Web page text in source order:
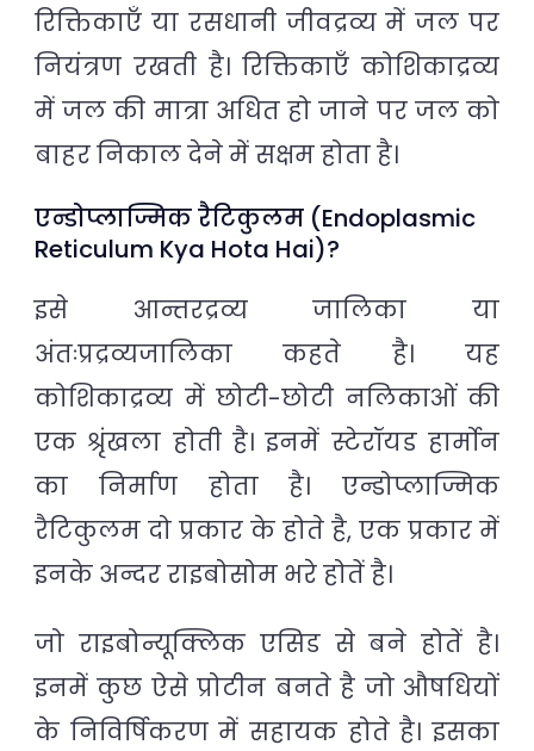
रिक्तिकाएँ या रसधानी जीवद्रव्य में जल पर
नियंत्रण रखती है। रिक्तिकाएँ कोशिकाद्रव्य
में जल की मात्रा अधित हो जाने पर जल को
बाहर निकाल देने में सक्षम होता है।
एन्डोप्लाज्मिक रैटिकुलम (Endoplasmic
Reticulum Kya Hota Hai)?
इसे आन्तरद्रव्य जालिका या
अंतःप्रद्रव्यजालिका कहते है। यह
कोशिकाद्रव्य में छोटी-छोटी नलिकाओं की
एक श्रृंखला होती है। इनमें स्टेरॉयड हार्मोन
का निर्माण होता है। एन्डोप्लाज्मिक
रैटिकुलम दो प्रकार के होते है, एक प्रकार में
इनके अन्दर राइबोसोम भरे होतें है।
जो राइबोन्यूक्लिक एसिड से बने होतें है।
इनमें कुछ ऐसे प्रोटीन बनते है जो औषधियों
के निविर्षिकरण में सहायक होते है। इसका